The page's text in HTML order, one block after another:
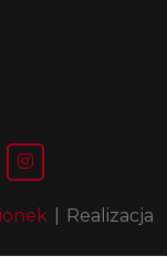
Realizacja